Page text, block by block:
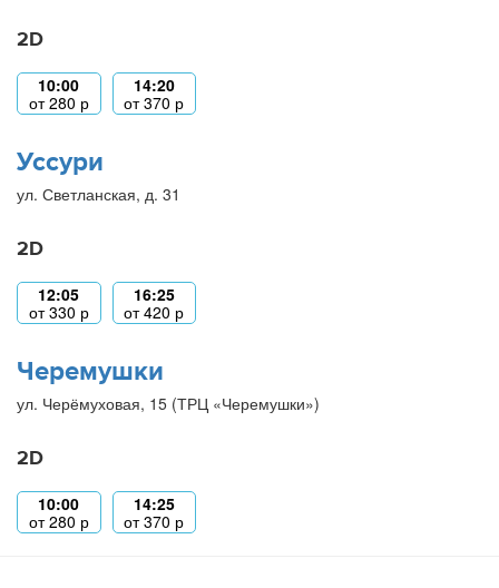
2D
10:00
от280 р
14:20
от370 р
Уссури
ул. Светланская, д. 31
2D
12:05
от330 р
16:25
от420 р
Черемушки
ул. Черёмуховая, 15 (ТРЦ «Черемушки»)
2D
10:00
от280 р
14:25
от370 р